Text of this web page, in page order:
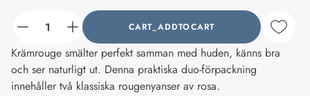
counter_current CART_ADDTOCART
Krämrouge smälter perfekt samman med huden, känns bra
och ser naturligt ut. Denna praktiska duo-förpackning
innehåller två klassiska rougenyanser av rosa.